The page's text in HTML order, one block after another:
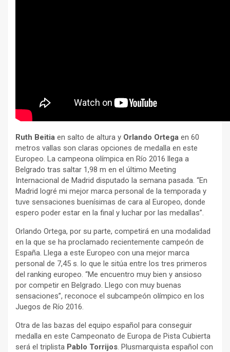
Ruth Beitia en salto de altura y Orlando Ortega en 60
metros vallas son claras opciones de medalla en este
Europeo. La campeona olímpica en Río 2016 llega a
Belgrado tras saltar 1,98 m en el último Meeting
Internacional de Madrid disputado la semana pasada. “En
Madrid logré mi mejor marca personal de la temporada y
tuve sensaciones buenísimas de cara al Europeo, donde
espero poder estar en la final y luchar por las medallas”.
Orlando Ortega, por su parte, competirá en una modalidad
en la que se ha proclamado recientemente campeón de
España. Llega a este Europeo con una mejor marca
personal de 7,45 s. lo que le sitúa entre los tres primeros
del ranking europeo. “Me encuentro muy bien y ansioso
por competir en Belgrado. Llego con muy buenas
sensaciones”, reconoce el subcampeón olímpico en los
Juegos de Río 2016.
Otra de las bazas del equipo español para conseguir
medalla en este Campeonato de Europa de Pista Cubierta
será el triplista Pablo Torrijos. Plusmarquista español con